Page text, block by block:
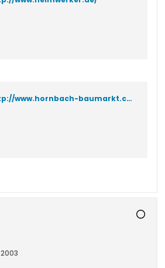
http://www.hornbach-baumarkt.com/home/ch/html/fs_root.html?url=http://www.hornbach-baumarkt.com/internet/inhalte/ch-projects/c201a0611c8a889541256d4900362aa2_questions.html